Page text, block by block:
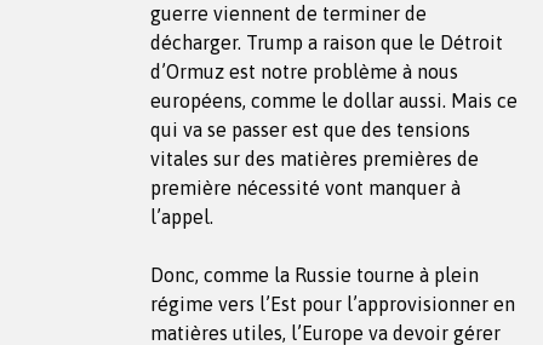
guerre viennent de terminer de
décharger. Trump a raison que le Détroit
d’Ormuz est notre problème à nous
européens, comme le dollar aussi. Mais ce
qui va se passer est que des tensions
vitales sur des matières premières de
première nécessité vont manquer à
l’appel.
Donc, comme la Russie tourne à plein
régime vers l’Est pour l’approvisionner en
matières utiles, l’Europe va devoir gérer